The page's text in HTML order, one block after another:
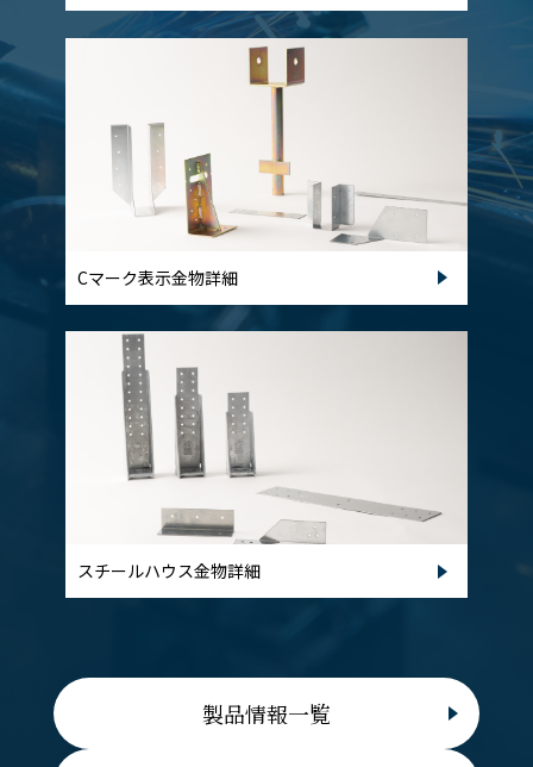
Cマーク表示金物詳細
スチールハウス金物詳細
製品情報一覧